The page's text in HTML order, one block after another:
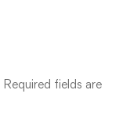
Required fields are